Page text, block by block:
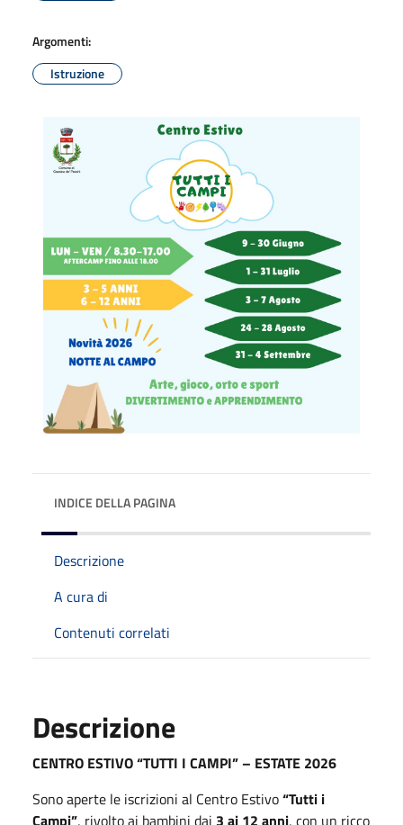
Argomenti:
Istruzione
INDICE DELLA PAGINA
Descrizione
A cura di
Contenuti correlati
Descrizione
CENTRO ESTIVO “TUTTI I CAMPI” – ESTATE 2026
Sono aperte le iscrizioni al Centro Estivo“Tutti i
Campi”, rivolto ai bambini dai 3 ai 12 anni, con un ricco